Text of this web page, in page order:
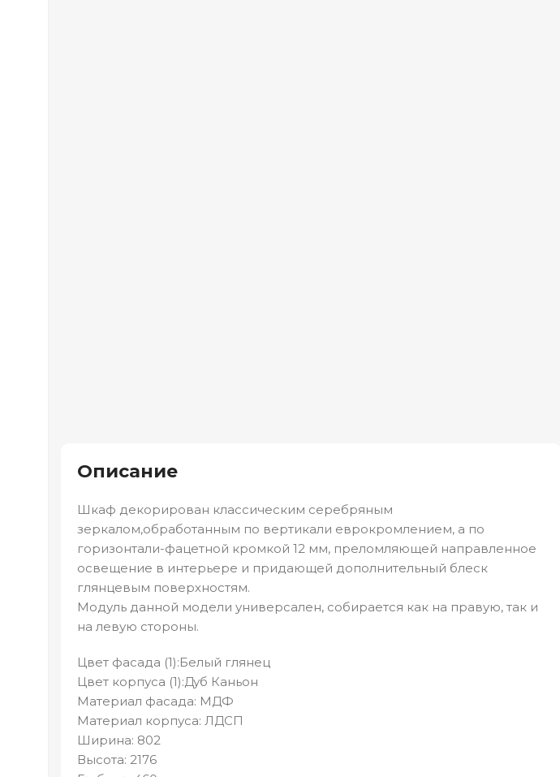
Описание
Шкаф декорирован классическим серебряным
зеркалом,обработанным по вертикали еврокромлением, а по
горизонтали-фацетной кромкой 12 мм, преломляющей направленное
освещение в интерьере и придающей дополнительный блеск
глянцевым поверхностям.
Модуль данной модели универсален, собирается как на правую, так и
на левую стороны.
Цвет фасада (1):Белый глянец
Цвет корпуса (1):Дуб Каньон
Материал фасада: МДФ
Материал корпуса: ЛДСП
Ширина: 802
Высота: 2176